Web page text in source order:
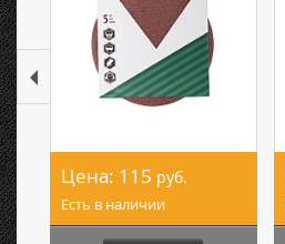
Цена: 115 руб.
Есть в наличии